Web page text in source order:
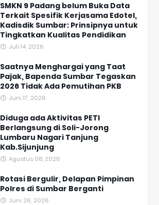
SMKN 9 Padang belum Buka Data
Terkait Spesifik Kerjasama Edotel,
Kadisdik Sumbar: Prinsipnya untuk
Tingkatkan Kualitas Pendidikan
Juli 14, 2026
Saatnya Menghargai yang Taat
Pajak, Bapenda Sumbar Tegaskan
2026 Tidak Ada Pemutihan PKB
Juni 17, 2026
Diduga ada Aktivitas PETI
Berlangsung di Soli-Jorong
Lumbaru Nagari Tanjung
Kab.Sijunjung
Agustus 08, 2026
Rotasi Bergulir, Delapan Pimpinan
Polres di Sumbar Berganti
Juni 26, 2026